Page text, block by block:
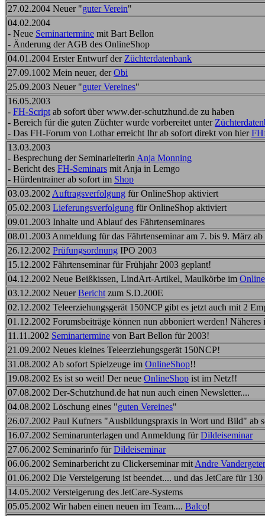
27.02.2004 Neuer "guter Verein"
04.02.2004
- Neue Seminartermine mit Bart Bellon
- Änderung der AGB des OnlineShop
04.01.2004 Erster Entwurf der Züchterdatenbank
27.09.1002 Mein neuer, derObi
25.09.2003 Neuer "guter Vereines"
16.05.2003
- FH-Script ab sofort über www.der-schutzhund.de zu haben
- Bereich für die guten Züchter wurde vorbereitet unter
- Das FH-Forum von Lothar erreicht Ihr ab sofort direkt von hier
13.03.2003
- Besprechung der Seminarleiterin Anja Monning
- Bericht des FH-Seminars mit Anja in Lemgo
- Hürdentrainer ab sofort im Shop
03.03.2002 Auftragsverfolgung für OnlineShop aktiviert
05.02.2003 Lieferungsverfolgung für OnlineShop aktiviert
09.01.2003 Inhalte und Ablauf des Fährtenseminares
08.01.2003 Anmeldung für das Fährtenseminar am 7. bis 9. März
26.12.2002 Prüfungsordnung IPO 2003
15.12.2002 Fährtenseminar für Frühjahr 2003 geplant!
04.12.2002 Neue Beißkissen, LindArt-Artikel, Maulkörbe im
03.12.2002 NeuerBericht zum S.D.200E
02.12.2002 Teleerziehungsgerät 150NCP gibt es jetzt auch mit 2
01.12.2002 Forumsbeiträge können nun abboniert werden!
11.11.2002 Seminartermine von Bart Bellon für 2003!
21.09.2002 Neues kleines Teleerziehungsgerät 150NCP!
31.08.2002 Ab sofort Spielzeuge im OnlineShop!!
19.08.2002 Es ist so weit! Der neue OnlineShop ist im Netz!!
07.08.2002 Der-Schutzhund.de hat nun auch einen Newsletter....
04.08.2002 Löschung eines "guten Vereines"
26.07.2002 Paul Kufners "Ausbildungspraxis in Wort und Bild" ab
16.07.2002 Seminarunterlagen und Anmeldung fürDildeiseminar
27.06.2002 Seminarinfo fürDildeiseminar
06.06.2002 Seminarbericht zu Clickerseminar mit Andre
01.06.2002 Die Versteigerung ist beendet.... und das JetCare für
14.05.2002 Versteigerung des JetCare-Systems
05.05.2002 Wir haben einen neuen im Team.... Balco!